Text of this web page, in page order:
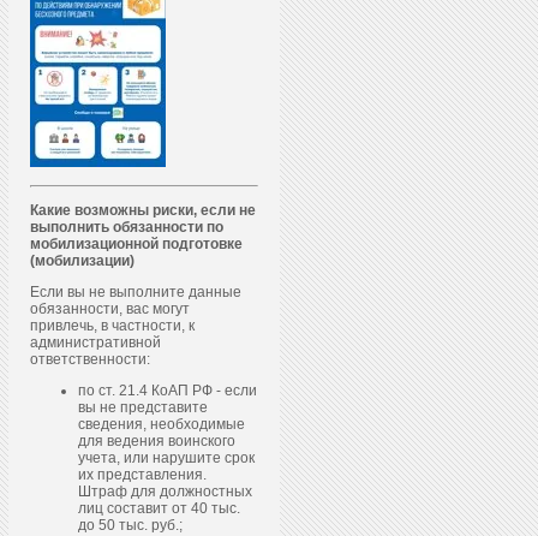
Какие возможны риски, если не
выполнить обязанности по
мобилизационной подготовке
(мобилизации)
Если вы не выполните данные
обязанности, вас могут
привлечь, в частности, к
административной
ответственности:
по ст. 21.4 КоАП РФ - если
вы не представите
сведения, необходимые
для ведения воинского
учета, или нарушите срок
их представления.
Штраф для должностных
лиц составит от 40 тыс.
до 50 тыс. руб.;